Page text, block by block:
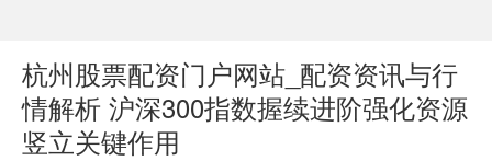
杭州股票配资门户网站_配资资讯与行
情解析 沪深300指数握续进阶强化资源
竖立关键作用